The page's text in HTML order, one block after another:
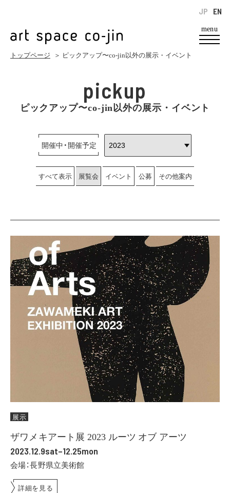
menu
EN
JP
トップページ ＞ ピックアップ〜co-jin以外の展示・イベント
pickup
ピックアップ〜co-jin以外の展示・イベント
開催中・開催予定
すべて表示 展覧会 イベント 公募 その他案内
展示
ザワメキアート展 2023 ルーツ オブ アーツ
2023.12.9sat–12.25mon
会場：長野県立美術館
詳細を見る